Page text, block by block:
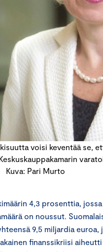
voisi keventää se,
Kuva: Pari Murto
4,3 prosenttia,
on noussut.
9,5 miljardia
finanssikriisi